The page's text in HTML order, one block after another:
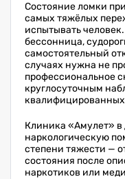
Состояние ломки
самых тяжёлых
испытывать
бессонница,
самостоятельный
случаях нужна не
профессиональное
круглосуточным
Клиника «Амулет» в
наркологическую
степени тяжести —
состояния после
наркотиков или